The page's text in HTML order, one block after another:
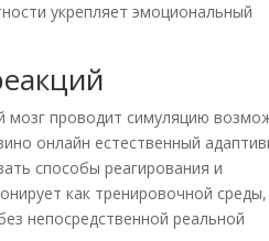
укрепляет эмоциональный
мозг проводит симуляцию
онлайн естественный
способы реагирования и
как тренировочной
непосредственной реальной